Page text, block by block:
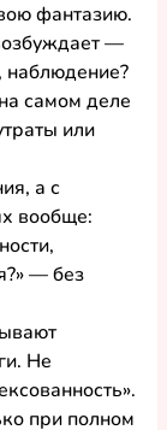
фантазию.
—
наблюдение?
самом деле
или
а с
вообще:
— без
Не
при полном